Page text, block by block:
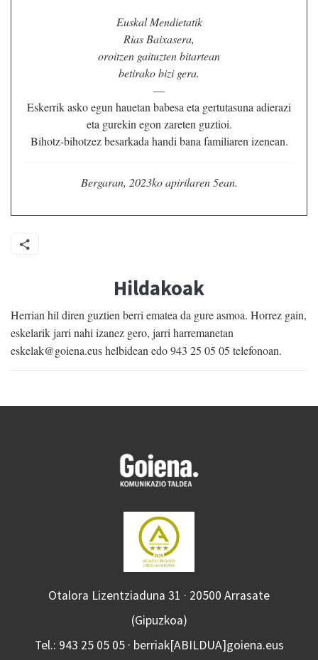
Euskal Mendietatik
Rias Baixasera,
oroitzen gaituzten bitartean
betirako bizi gera.
—
Eskerrik asko egun hauetan babesa eta gertutasuna adierazi
eta gurekin egon zareten guztioi.
Bihotz-bihotzez besarkada handi bana familiaren izenean.
Bergaran, 2023ko apirilaren 5ean.
Hildakoak
Herrian hil diren guztien berri ematea da gure asmoa. Horrez gain,
eskelarik jarri nahi izanez gero, jarri harremanetan
eskelak@goiena.eus helbidean edo 943 25 05 05 telefonoan.
Otalora Lizentziaduna 31 · 20500 Arrasate
(Gipuzkoa)
Tel.: 943 25 05 05 · berriak[ABILDUA]goiena.eus